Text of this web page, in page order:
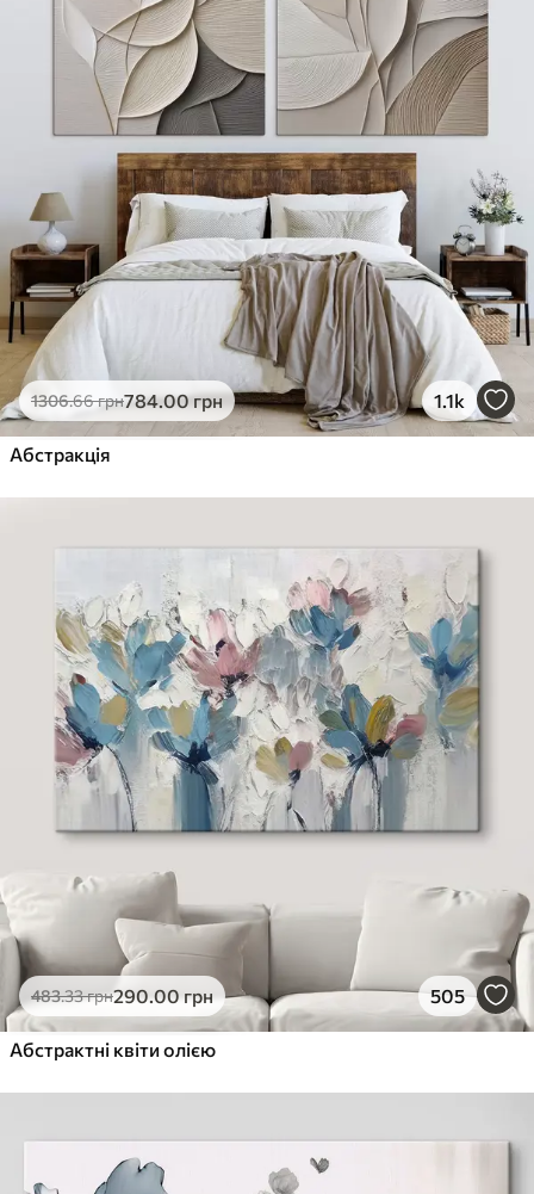
1306.66грн784.00грн 1.1k
Абстракція
483.33грн290.00грн 505
Абстрактні квіти олією